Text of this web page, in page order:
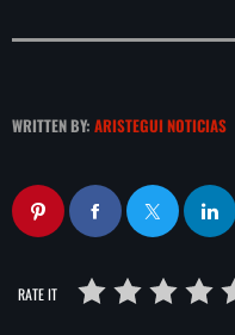
LOCUCIÓN (TALENTO AL AIRE)
RANKING
COMUNÍCATE
WRITTEN BY: ARISTEGUI NOTICIAS
RATE IT